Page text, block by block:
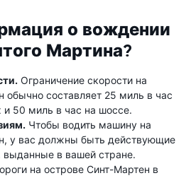
о вождении
Мартина?
Ограничение скорости на
обычно составляет 25 миль в час
и 50 миль в час на шоссе.
Чтобы водить машину на
у вас должны быть действующие
выданные в вашей стране.
на острове Синт-Мартен в